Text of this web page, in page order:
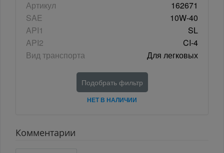
Артикул
162671
SAE
10W-40
API1
SL
API2
CI-4
Вид транспорта
Для легковых
Подобрать фильтр
НЕТ В НАЛИЧИИ
Комментарии